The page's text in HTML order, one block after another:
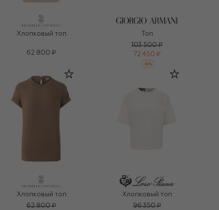
Хлопковый топ
62 800 ₽
Топ
103 500 ₽
72 450 ₽
-30%
Хлопковый топ
62 800 ₽
Хлопковый топ
96 350 ₽